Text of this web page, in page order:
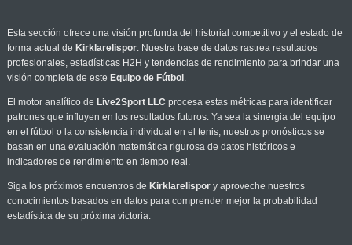
Esta sección ofrece una visión profunda del historial competitivo y el estado de
forma actual de Kirklarelispor. Nuestra base de datos rastrea resultados
profesionales, estadísticas H2H y tendencias de rendimiento para brindar una
visión completa de este Equipo de Fútbol .
El motor analítico de Live2Sport LLC procesa estas métricas para identificar
patrones que influyen en los resultados futuros. Ya sea la sinergia del equipo
en el fútbol o la consistencia individual en el tenis, nuestros pronósticos se
basan en una evaluación matemática rigurosa de datos históricos e
indicadores de rendimiento en tiempo real.
Siga los próximos encuentros de Kirklarelispory aproveche nuestros
conocimientos basados en datos para comprender mejor la probabilidad
estadística de su próxima victoria.